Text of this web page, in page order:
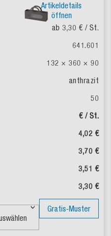
Artikeldetails
öffnen
ab 3,30 € / St.
641.601
132 × 360 × 90
anthrazit
50
€ / St.
4,02 €
3,70 €
3,51 €
3,30 €
Gratis-Muster